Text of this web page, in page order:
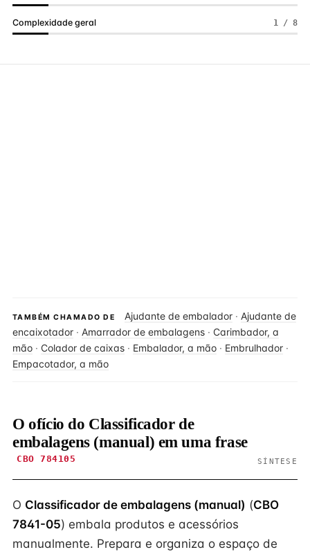
Complexidade geral 1 / 8
TAMBÉM CHAMADO DE Ajudante de embalador · Ajudante de
encaixotador · Amarrador de embalagens · Carimbador, a
mão · Colador de caixas · Embalador, a mão · Embrulhador ·
Empacotador, a mão
O ofício do Classificador de
embalagens (manual) em uma frase
CBO 784105 SÍNTESE
O Classificador de embalagens (manual) (CBO
7841-05) embala produtos e acessórios
manualmente. Prepara e organiza o espaço de